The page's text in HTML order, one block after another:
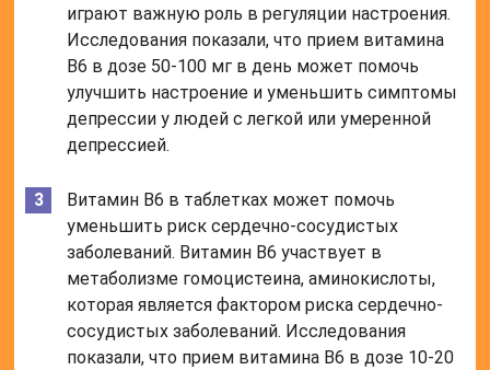
играют важную роль в регуляции настроения.
Исследования показали, что прием витамина
B6 в дозе 50-100 мг в день может помочь
улучшить настроение и уменьшить симптомы
депрессии у людей с легкой или умеренной
депрессией.
Витамин B6 в таблетках может помочь
уменьшить риск сердечно-сосудистых
заболеваний. Витамин B6 участвует в
метаболизме гомоцистеина, аминокислоты,
которая является фактором риска сердечно-
сосудистых заболеваний. Исследования
показали, что прием витамина B6 в дозе 10-20